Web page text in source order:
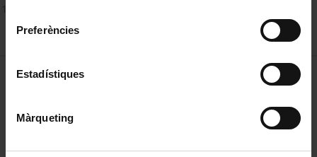
Preferències
Estadístiques
Màrqueting
MENÚ PEU 1
Privacidad y términos
Sobre UBtv